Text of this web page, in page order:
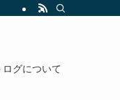
ログについて